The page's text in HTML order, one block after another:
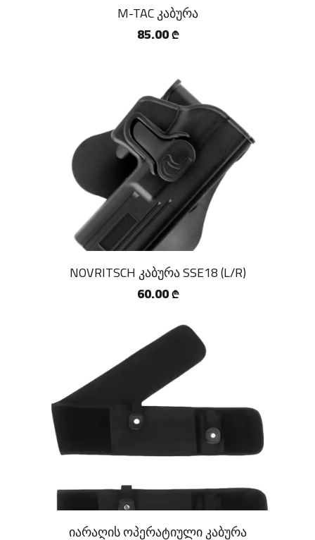
M-TAC კაბურა
85.00 ₾
NOVRITSCH კაბურა SSE18 (L/R)
60.00 ₾
იარაღის ოპერატიული კაბურა